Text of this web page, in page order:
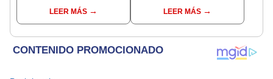
signo y entérate si te
espera un día
LEER MÁS
ganadores de la lotería
en Estados Unidos
LEER MÁS